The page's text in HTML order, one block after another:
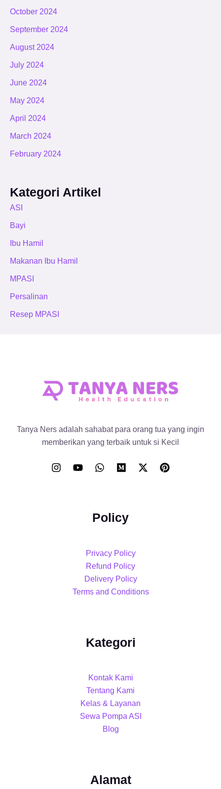
October 2024
September 2024
August 2024
July 2024
June 2024
May 2024
April 2024
March 2024
February 2024
Kategori Artikel
ASI
Bayi
Ibu Hamil
Makanan Ibu Hamil
MPASI
Persalinan
Resep MPASI
Tanya Ners adalah sahabat para orang tua yang ingin
memberikan yang terbaik untuk si Kecil
Policy
Privacy Policy
Refund Policy
Delivery Policy
Terms and Conditions
Kategori
Kontak Kami
Tentang Kami
Kelas & Layanan
Sewa Pompa ASI
Blog
Alamat